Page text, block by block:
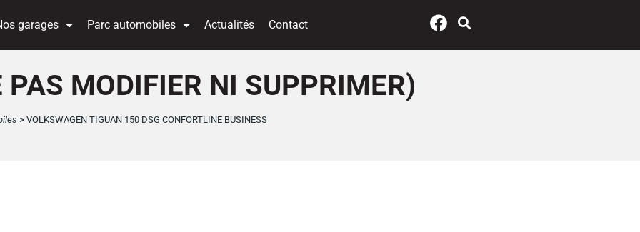
garages Parc automobiles Actualités Contact
MODIFIER NI SUPPRIMER)
> VOLKSWAGEN TIGUAN 150 DSG CONFORTLINE BUSINESS